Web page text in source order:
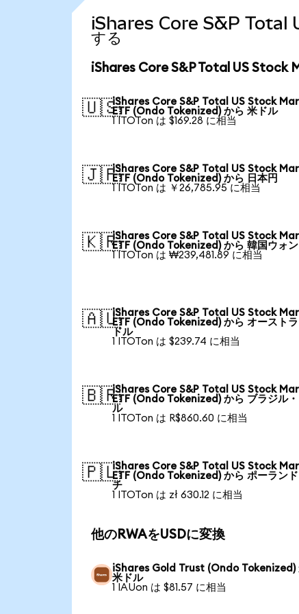
iShares Core S&P Total
する
iShares Core S&P Total US Stock
🇺🇸iShares Core S&P Total US Stock
ETF (Ondo Tokenized) から 米ドル
1 ITOTon は $169.28 に相当
🇯🇵iShares Core S&P Total US Stock
ETF (Ondo Tokenized) から 日本円
1 ITOTon は ￥26,785.95 に相当
🇰🇷iShares Core S&P Total US Stock
ETF (Ondo Tokenized) から 韓国ウォン
1 ITOTon は ₩239,481.89 に相当
🇦🇺iShares Core S&P Total US Stock
ETF (Ondo Tokenized) から オースト
ドル
1 ITOTon は $239.74 に相当
🇧🇷iShares Core S&P Total US Stock
ETF (Ondo Tokenized) から ブラジル
ル
1 ITOTon は R$860.60 に相当
🇵🇱iShares Core S&P Total US Stock
ETF (Ondo Tokenized) から ポーランド
チ
1 ITOTon は zł 630.12 に相当
他のRWAをUSDに変換
iShares Gold Trust (Ondo Tokenized)
米ドル
1 IAUon は $81.57 に相当